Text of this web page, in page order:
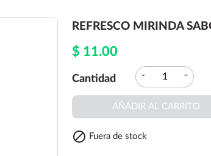
REFRESCO MIRINDA
$ 11.00
Cantidad expand_more expand_less
AÑADIR AL CARRITO
 Fuera de stock